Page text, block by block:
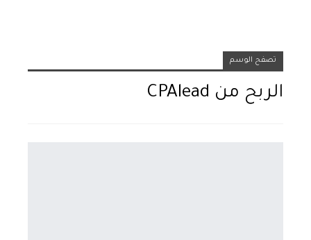
تصفح الوسم
الربح من CPAlead